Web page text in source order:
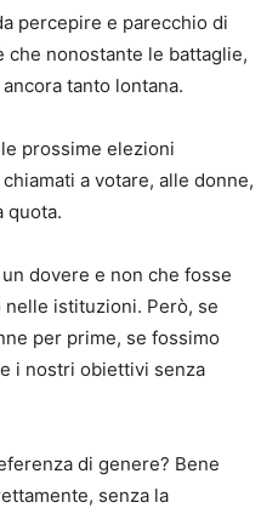
percepire e parecchio di
che nonostante le battaglie,
tanto lontana.
prossime elezioni
a votare, alle donne,
quota.
dovere e non che fosse
istituzioni. Però, se
per prime, se fossimo
i nostri obiettivi senza
di genere? Bene
senza la